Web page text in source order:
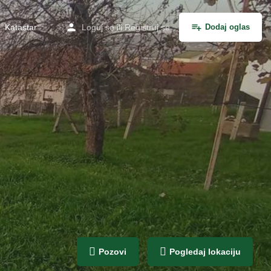
Katastar Loguj se ili Registruj se Dodaj oglas
Pozovi Pogledaj lokaciju